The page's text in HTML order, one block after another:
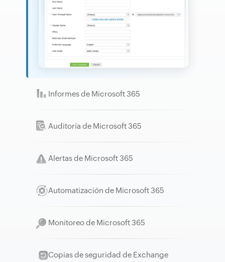
Informes de Microsoft 365
Auditoría de Microsoft 365
Alertas de Microsoft 365
Automatización de Microsoft 365
Monitoreo de Microsoft 365
Copias de seguridad de Exchange